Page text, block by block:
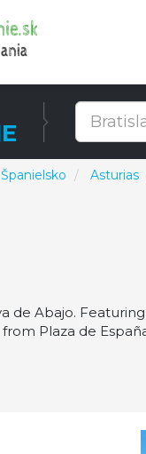
Španielsko Asturias
de Abajo.
from Plaza de